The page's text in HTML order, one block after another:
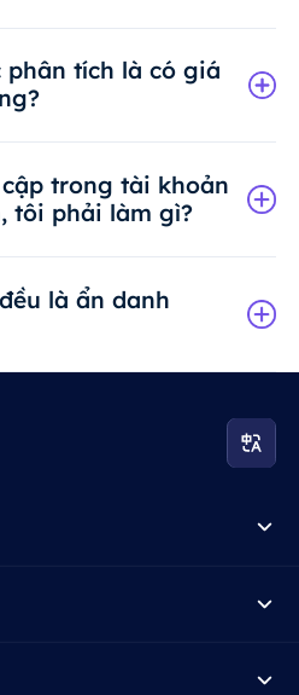
phân tích là có giá
trong tài khoản
tôi phải làm gì?
là ẩn danh